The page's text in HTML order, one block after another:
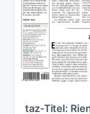
taz-Titel: